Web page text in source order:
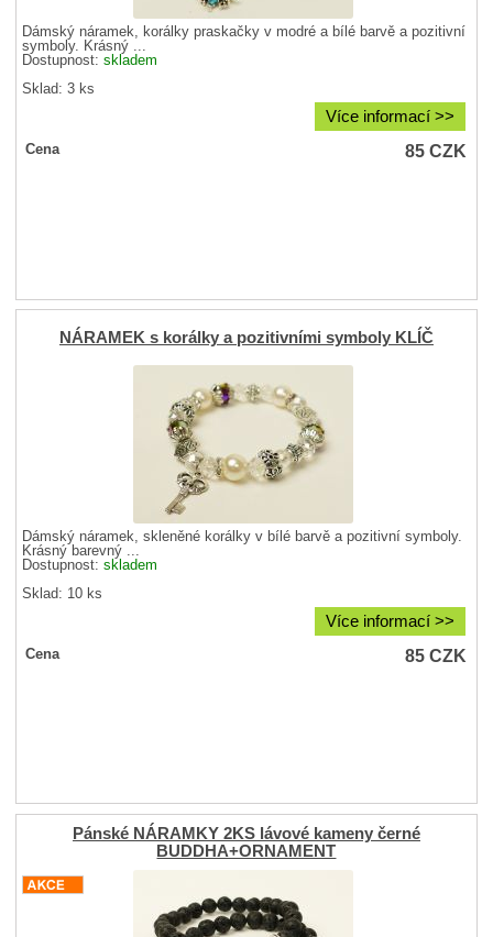
Dámský náramek, korálky praskačky v modré a bílé barvě a pozitivní
symboly. Krásný ...
Dostupnost:skladem
Sklad: 3 ks
Více informací >>
Cena 85CZK
NÁRAMEK s korálky a pozitivními symboly KLÍČ
Dámský náramek, skleněné korálky v bílé barvě a pozitivní symboly.
Krásný barevný ...
Dostupnost:skladem
Sklad: 10 ks
Více informací >>
Cena 85CZK
Pánské NÁRAMKY 2KS lávové kameny černé
BUDDHA+ORNAMENT